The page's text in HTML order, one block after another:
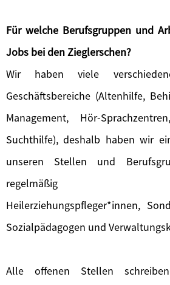
Für welche Berufsgruppen und
Jobs bei den Zieglerschen?
Wir haben viele
Geschäftsbereiche (Altenhilfe,
Management, Hör-
Suchthilfe), deshalb haben wir
unseren Stellen und
regelmäßig
Heilerziehungspfleger*innen,
Sozialpädagogen und
Alle offenen Stellen